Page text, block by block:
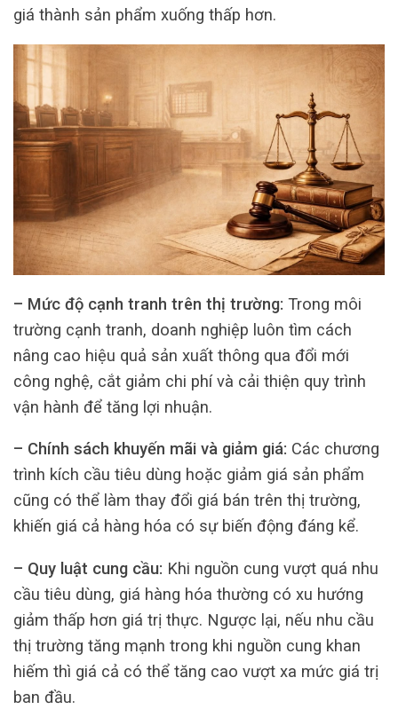
giá thành sản phẩm xuống thấp hơn.
– Mức độ cạnh tranh trên thị trường: Trong môi
trường cạnh tranh, doanh nghiệp luôn tìm cách
nâng cao hiệu quả sản xuất thông qua đổi mới
công nghệ, cắt giảm chi phí và cải thiện quy trình
vận hành để tăng lợi nhuận.
– Chính sách khuyến mãi và giảm giá: Các chương
trình kích cầu tiêu dùng hoặc giảm giá sản phẩm
cũng có thể làm thay đổi giá bán trên thị trường,
khiến giá cả hàng hóa có sự biến động đáng kể.
– Quy luật cung cầu: Khi nguồn cung vượt quá nhu
cầu tiêu dùng, giá hàng hóa thường có xu hướng
giảm thấp hơn giá trị thực. Ngược lại, nếu nhu cầu
thị trường tăng mạnh trong khi nguồn cung khan
hiếm thì giá cả có thể tăng cao vượt xa mức giá trị
ban đầu.